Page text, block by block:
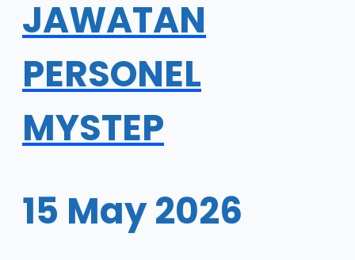
JAWATAN
PERSONEL
MYSTEP
15 May 2026